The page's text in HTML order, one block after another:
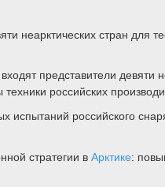
неарктических стран для
представители девяти
российских
испытаний российского
стратегии в Арктике: